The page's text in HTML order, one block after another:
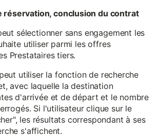
réservation, conclusion du contrat
sélectionner sans engagement les
utiliser parmi les offres
Prestataires tiers.
utiliser la fonction de recherche
avec laquelle la destination
d'arrivée et de départ et le nombre
Si l'utilisateur clique sur le
les résultats correspondant à ses
s'affichent.